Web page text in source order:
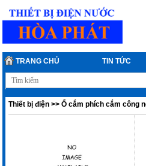
TRANG CHỦ TIN TỨC
Thiết bị điện >>Ổ cắm phích cắm công